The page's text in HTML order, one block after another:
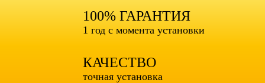
100% ГАРАНТИЯ
1 год с момента установки
КАЧЕСТВО
точная установка